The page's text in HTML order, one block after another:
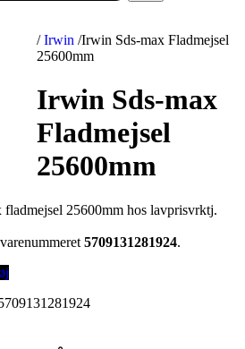
/ Irwin /Irwin Sds-max Fladmejsel
25600mm
Irwin Sds-max
Fladmejsel
25600mm
25600mm hos lavprisvrktj.
5709131281924.